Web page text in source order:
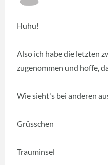
Huhu!
Also ich habe die letzten
zugenommen und hoffe,
Wie sieht's bei anderen
Grüsschen
Trauminsel